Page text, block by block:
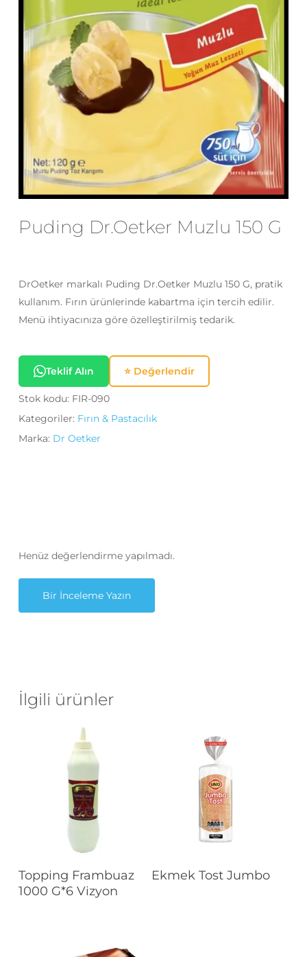
Puding Dr.Oetker Muzlu 150 G
DrOetker markalı Puding Dr.Oetker Muzlu 150 G, pratik
kullanım. Fırın ürünlerinde kabartma için tercih edilir.
Menü ihtiyacınıza göre özelleştirilmiş tedarik.
Teklif Alın ⭐ Değerlendir
Stok kodu: FIR-090
Kategoriler: Fırın & Pastacılık
Marka: Dr Oetker
Henüz değerlendirme yapılmadı.
Bir İnceleme Yazın
İlgili ürünler
Devamını Oku
Topping Frambuaz
1000 G*6 Vizyon
Devamını Oku
Ekmek Tost Jumbo
E-posta
Daha sonraki yorumlarımda
kullanılması için adım, e-posta adresim
ve site adresim bu tarayıcıya